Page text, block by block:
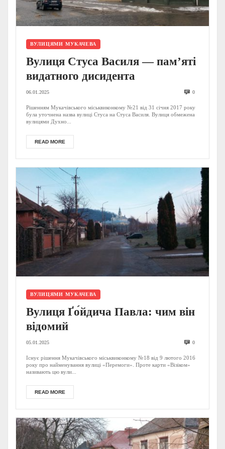
ВУЛИЦЯМИ МУКАЧЕВА
Вулиця Стуса Василя — пам’яті
видатного дисидента
06.01.2025 0
Рішенням Мукачівського міськвиконкому №21 від 31 січня 2017 року
була уточнена назва вулиці Стуса на Стуса Василя. Вулиця обмежена
вулицями Духно...
READ MORE
ВУЛИЦЯМИ МУКАЧЕВА
Вулиця Ґо́йдича Павла: чим він
відомий
05.01.2025 0
Існує рішення Мукачівського міськвиконкому №18 від 9 лютого 2016
року про найменування вулиці «Перемоги». Проте карти «Візіком»
називають цю вули...
READ MORE